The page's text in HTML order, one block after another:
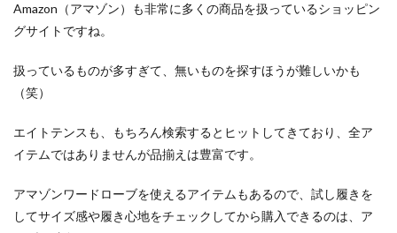
Amazon（アマゾン）も非常に多くの商品を扱っているショッピン
グサイトですね。
扱っているものが多すぎて、無いものを探すほうが難しいかも
（笑）
エイトテンスも、もちろん検索するとヒットしてきており、全ア
イテムではありませんが品揃えは豊富です。
アマゾンワードローブを使えるアイテムもあるので、試し履きを
してサイズ感や履き心地をチェックしてから購入できるのは、ア